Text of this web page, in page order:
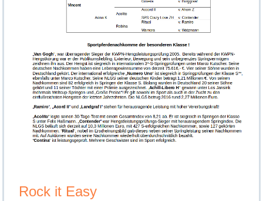
Rock it Easy